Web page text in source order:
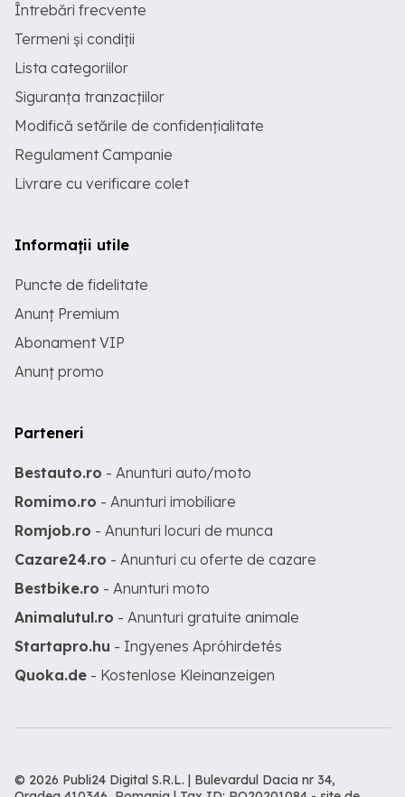
Întrebări frecvente
Termeni și condiții
Lista categoriilor
Siguranța tranzacțiilor
Modifică setările de confidențialitate
Regulament Campanie
Livrare cu verificare colet
Informații utile
Puncte de fidelitate
Anunț Premium
Abonament VIP
Anunț promo
Parteneri
Bestauto.ro - Anunturi auto/moto
Romimo.ro - Anunturi imobiliare
Romjob.ro - Anunturi locuri de munca
Cazare24.ro - Anunturi cu oferte de cazare
Bestbike.ro - Anunturi moto
Animalutul.ro - Anunturi gratuite animale
Startapro.hu - Ingyenes Apróhirdetés
Quoka.de - Kostenlose Kleinanzeigen
© 2026 Publi24 Digital S.R.L. | Bulevardul Dacia nr 34,